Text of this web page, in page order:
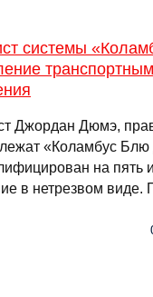
системы
Джордан Дюмэ,
«Коламбус Блю
на пять
в нетрезвом